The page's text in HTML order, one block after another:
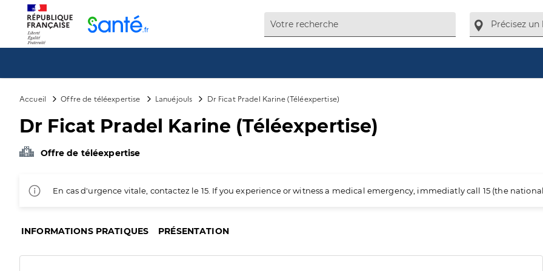
Accueil Offre de téléexpertise Lanuéjouls Dr Ficat Pradel Karine (Téléexpertise)
Dr Ficat Pradel Karine (Téléexpertise)
Offre de téléexpertise
En cas d'urgence vitale, contactez le 15. If you experience or witness a medical emergency, immediatly call 15 (the
INFORMATIONS PRATIQUES PRÉSENTATION
Panneau de gestion des cookies